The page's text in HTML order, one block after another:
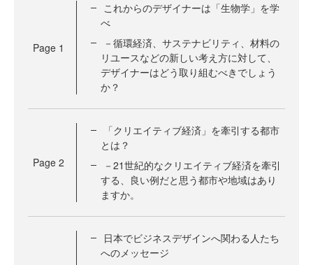
Page 1
これからのデザイナーは「生物学」を学
べ
－循環経済、サステナビリティ、材料の
リユースなどの新しい考え方に対して、
デザイナーはどう取り組むべきでしょう
か？
Page 2
「クリエイティブ経済」を牽引する都市
とは？
－21世紀的なクリエイティブ経済を牽引
する、良い例だと思う都市や地域はあり
ますか。
日本でビジネスデザインへ関わる人たち
へのメッセージ